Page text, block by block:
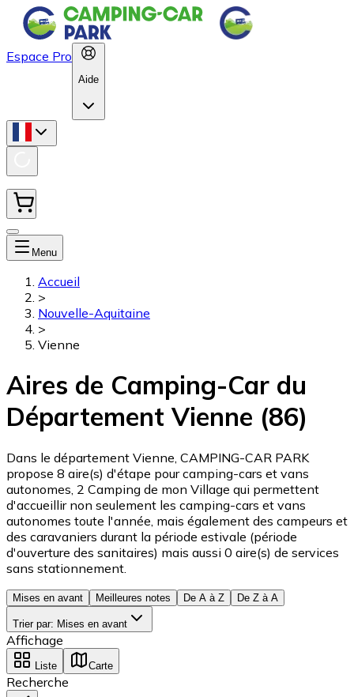
Espace Pro
Aide
Menu
Accueil
>
Nouvelle-Aquitaine
>
Vienne
Aires de Camping-Car du
Département Vienne (86)
Dans le département Vienne, CAMPING-CAR PARK
propose 8 aire(s) d'étape pour camping-cars et vans
autonomes, 2 Camping de mon Village qui permettent
d'accueillir non seulement les camping-cars et vans
autonomes toute l'année, mais également des campeurs et
des caravaniers durant la période estivale (période
d'ouverture des sanitaires) mais aussi 0 aire(s) de services
sans stationnement.
Mises en avant Meilleures notes De A à Z De Z à A
Trier par: Mises en avant
Affichage
Liste Carte
Recherche